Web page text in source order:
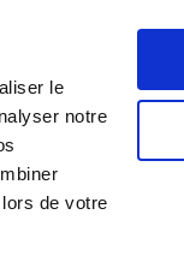
le
notre
de votre